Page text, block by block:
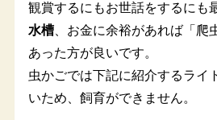
観賞するにもお世話をするにも
水槽、お金に余裕があれば「爬
あった方が良いです。
虫かごでは下記に紹介するライ
いため、飼育ができません。